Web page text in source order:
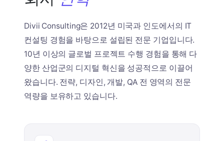
Divii Consulting은 2012년 미국과 인도에서의 IT
컨설팅 경험을 바탕으로 설립된 전문 기업입니다.
10년 이상의 글로벌 프로젝트 수행 경험을 통해 다
양한 산업군의 디지털 혁신을 성공적으로 이끌어
왔습니다. 전략, 디자인, 개발, QA 전 영역의 전문
역량을 보유하고 있습니다.